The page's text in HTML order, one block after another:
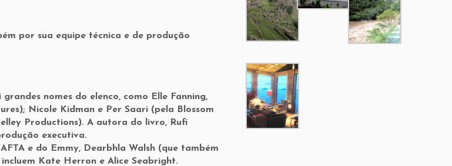
por sua equipe técnica e de produção
nomes do elenco, como Elle Fanning,
Nicole Kidman e Per Saari (pela Blossom
Productions). A autora do livro, Rufi
executiva.
e do Emmy, Dearbhla Walsh (que também
Kate Herron e Alice Seabright.